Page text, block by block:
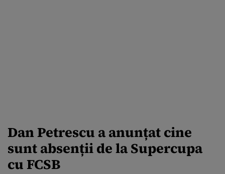
Dan Petrescu a anunțat cine
sunt absenții de la Supercupa
cu FCSB